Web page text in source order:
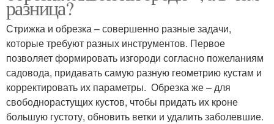
разница?
Стрижка и обрезка – совершенно разные задачи,
которые требуют разных инструментов. Первое
позволяет формировать изгороди согласно пожеланиям
садовода, придавать самую разную геометрию кустам и
корректировать их параметры. Обрезка же – для
свободнорастущих кустов, чтобы придать их кроне
большую густоту, обновить ветки и удалить заболевшие.